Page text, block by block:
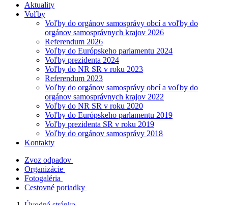
Aktuality
Voľby
Voľby do orgánov samosprávy obcí a voľby do
orgánov samosprávnych krajov 2026
Referendum 2026
Voľby do Európskeho parlamentu 2024
Voľby prezidenta 2024
Voľby do NR SR v roku 2023
Referendum 2023
Voľby do orgánov samosprávy obcí a voľby do
orgánov samosprávnych krajov 2022
Voľby do NR SR v roku 2020
Voľby do Európskeho parlamentu 2019
Voľby prezidenta SR v roku 2019
Voľby do orgánov samosprávy 2018
Kontakty
Zvoz odpadov
Organizácie
Fotogaléria
Cestovné poriadky